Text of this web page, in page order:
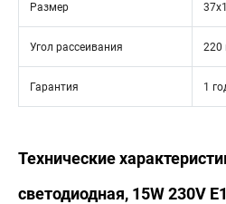
Размер
Угол рассеивания 220
Гарантия 1
Технические
светодиодная, 15W 230V